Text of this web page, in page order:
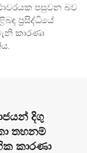
පසුවන බව
ප්‍රසිද්ධියේ
කාරණා
දිගු
තහනම්
කාරණා